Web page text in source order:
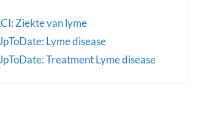
Ziekte van lyme
Lyme disease
Treatment Lyme disease